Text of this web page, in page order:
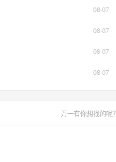
08-07
08-07
08-07
08-07
万一有你想找的呢？